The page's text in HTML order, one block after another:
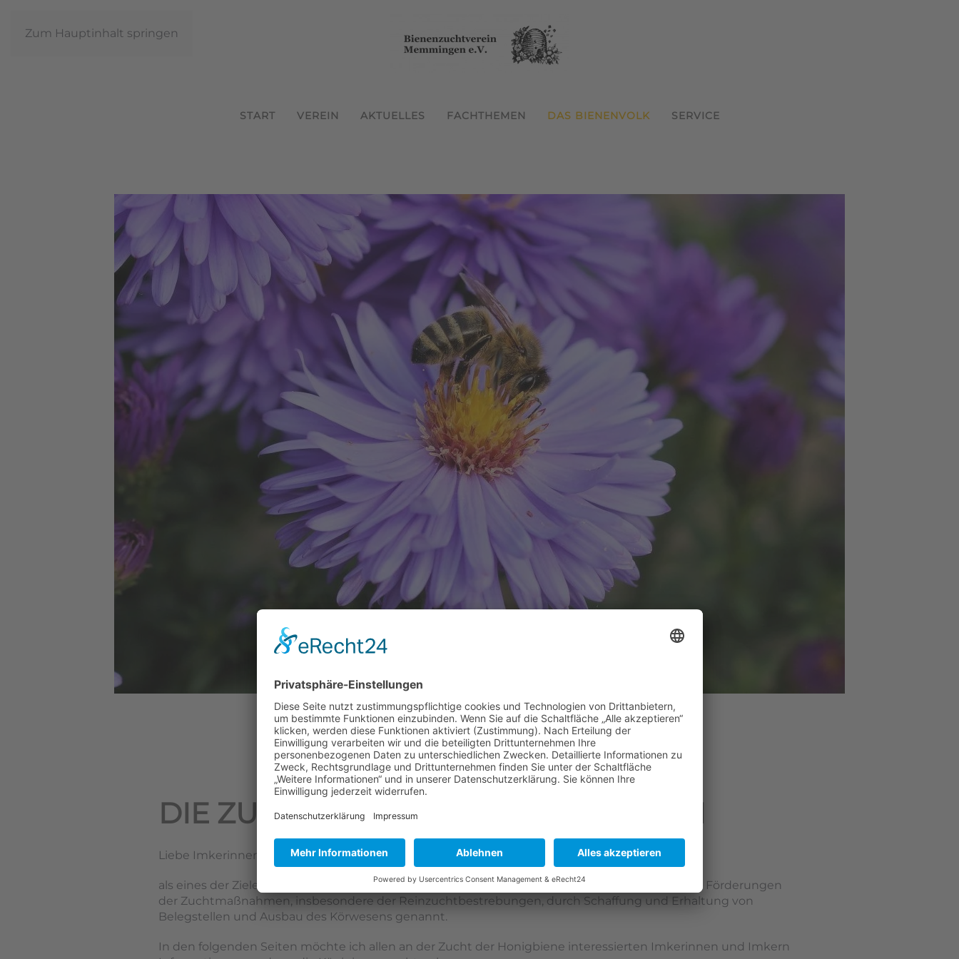
Zum Hauptinhalt springen
START VEREIN AKTUELLES FACHTHEMEN DAS BIENENVOLK SERVICE
DIE ZUCHTBESTREBUNGEN DES LVBI
Liebe Imkerinnen, liebe Imker,
als eines der Ziele zur Verwirklichung des in der Satzung des LVBI festgelegten Zwecks wird die Förderungen
der Zuchtmaßnahmen, insbesondere der Reinzuchtbestrebungen, durch Schaffung und Erhaltung von
Belegstellen und Ausbau des Körwesens genannt.
In den folgenden Seiten möchte ich allen an der Zucht der Honigbiene interessierten Imkerinnen und Imkern